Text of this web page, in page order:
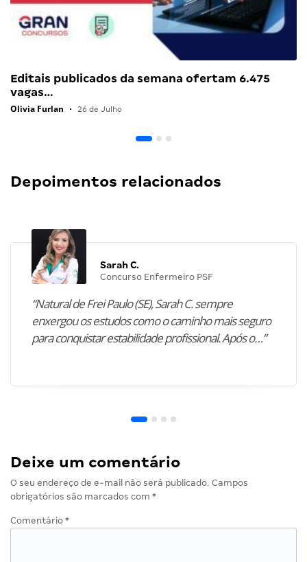
Editais publicados da semana ofertam 6.475
vagas…
Olivia Furlan • 26 de Julho
Depoimentos relacionados
Sarah C.
Concurso Enfermeiro PSF
“Natural de Frei Paulo (SE), Sarah C. sempre
enxergou os estudos como o caminho mais seguro
para conquistar estabilidade profissional. Após o…”
Deixe um comentário
O seu endereço de e-mail não será publicado. Campos
obrigatórios são marcados com *
Comentário *